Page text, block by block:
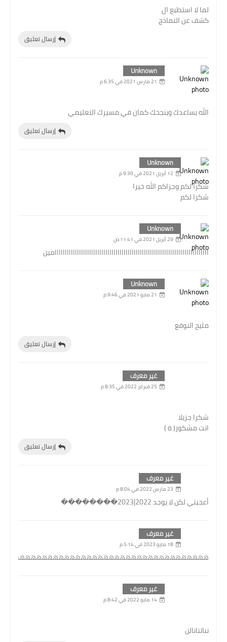
لما لا استطيع ال
كشف عن النماذج
إرسال تعليق
Unknown
21 مارس 2021 في 6:35 م
الله يساعدك وينجحك كمان في مسيرك التعليمي
إرسال تعليق
Unknown
12 أبريل 2021 في 9:30 م
شكرا لكم وجزاكم الله خيرا
شكرا لكم
Unknown
29 أبريل 2021 في 11:41 ص
اااااااااااااااااااااااااااااااااااااااااااااااااااااااااااااااااااااااااااامين
Unknown
21 مايو 2021 في 9:46 م
مليح النوقع
إرسال تعليق
غير معرف
25 فبراير 2022 في 8:35 م
شكرا جزيلا
انت مشكور( ة )
إرسال تعليق
غير معرف
23 مارس 2022 في 8:04 م
أعجبني لكن لا يوجد 2022|2023��������
غير معرف
18 مايو 2023 في 5:14 م
غير معرف
14 مايو 2022 في 8:42 م
نىاتنانالن